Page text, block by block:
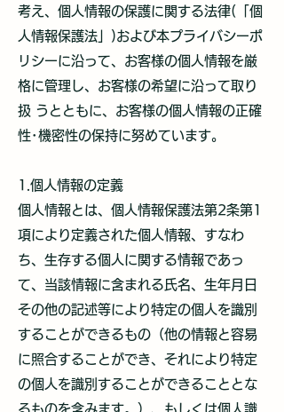
考え、個人情報の保護に関する法律(「個
人情報保護法」)および本プライバシーポ
リシーに沿って、お客様の個人情報を厳
格に管理し、お客様の希望に沿って取り
扱 うとともに、お客様の個人情報の正確
性･機密性の保持に努めています。
1.個人情報の定義
個人情報とは、個人情報保護法第2条第1
項により定義された個人情報、すなわ
ち、生存する個人に関する情報であっ
て、当該情報に含まれる氏名、生年月日
その他の記述等により特定の個人を識別
することができるもの（他の情報と容易
に照合することができ、それにより特定
の個人を識別することができることとな
るものを含みます。）、もしくは個人識